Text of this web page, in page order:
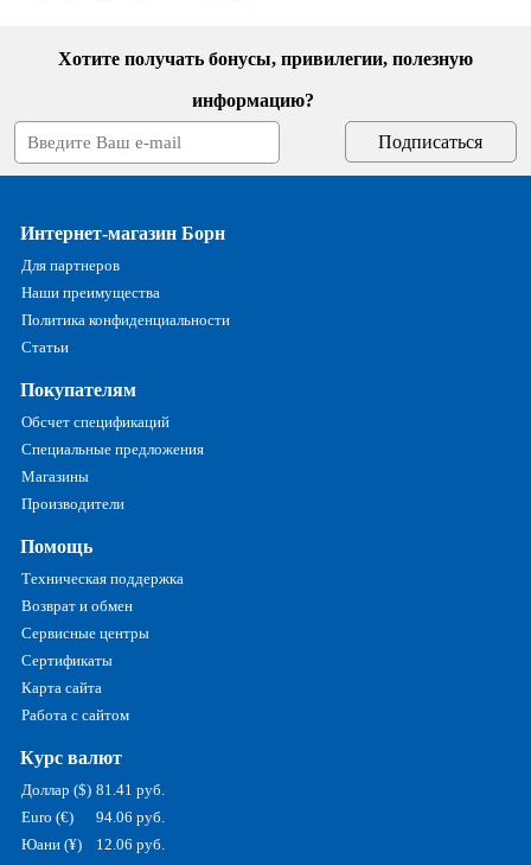
Хотите получать бонусы, привилегии, полезную
информацию?
Интернет-магазин Борн
Для партнеров
Наши преимущества
Политика конфиденциальности
Статьи
Покупателям
Обсчет спецификаций
Специальные предложения
Магазины
Производители
Помощь
Техническая поддержка
Возврат и обмен
Сервисные центры
Сертификаты
Карта сайта
Работа с сайтом
Курс валют
Доллар ($) 81.41 руб.
Euro (€)
94.06 руб.
Юани (¥)
12.06 руб.